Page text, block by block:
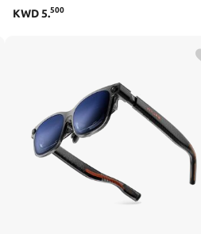
with Natural Ingredients for Damaged Hair
KWD5.500